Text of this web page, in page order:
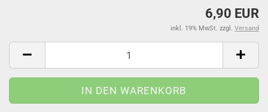
6,90 EUR
inkl. 19% MwSt. zzgl. Versand